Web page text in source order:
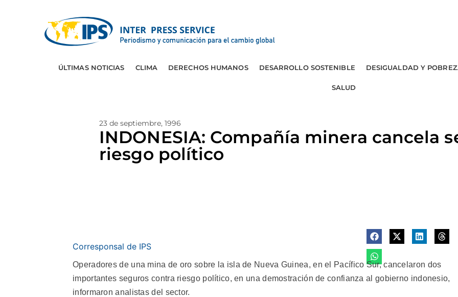
ÚLTIMAS NOTICIAS CLIMA DERECHOS HUMANOS DESARROLLO SOSTENIBLE DESIGUALDAD Y
SALUD
23 de septiembre, 1996
INDONESIA: Compañía minera cancela
riesgo político
Corresponsal de IPS
Operadores de una mina de oro sobre la isla de Nueva Guinea, en el Pacífico Sur, cancelaron dos
importantes seguros contra riesgo político, en una demostración de confianza al gobierno indonesio,
informaron analistas del sector.